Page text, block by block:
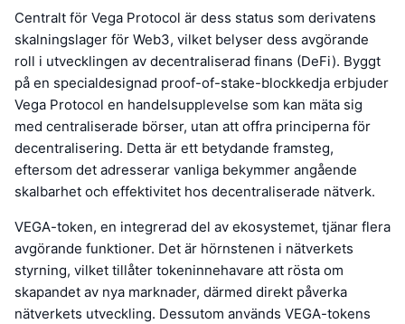
Centralt för Vega Protocol är dess status som derivatens
skalningslager för Web3, vilket belyser dess avgörande
roll i utvecklingen av decentraliserad finans (DeFi). Byggt
på en specialdesignad proof-of-stake-blockkedja erbjuder
Vega Protocol en handelsupplevelse som kan mäta sig
med centraliserade börser, utan att offra principerna för
decentralisering. Detta är ett betydande framsteg,
eftersom det adresserar vanliga bekymmer angående
skalbarhet och effektivitet hos decentraliserade nätverk.
VEGA-token, en integrerad del av ekosystemet, tjänar flera
avgörande funktioner. Det är hörnstenen i nätverkets
styrning, vilket tillåter tokeninnehavare att rösta om
skapandet av nya marknader, därmed direkt påverka
nätverkets utveckling. Dessutom används VEGA-tokens